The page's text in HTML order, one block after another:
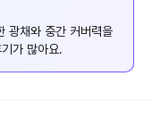
광채와 중간 커버력을
가 많아요.